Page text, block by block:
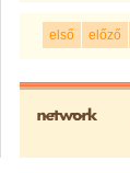
első előző